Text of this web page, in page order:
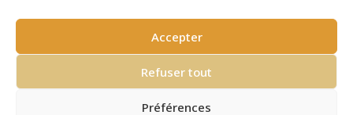
Accepter
Refuser tout
Préférences
Nos partenaires